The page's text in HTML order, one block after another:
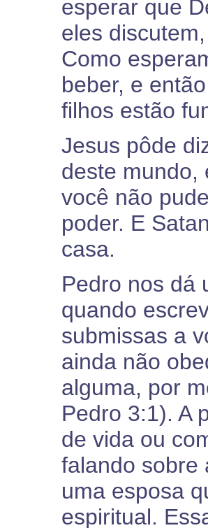
esperar que
eles
Como
beber, e
filhos estão
Jesus pôde
deste mundo,
você não
poder. E
casa.
Pedro nos dá
quando
submissas a
ainda não
alguma, por
Pedro 3:1). A
de vida ou
falando sobre
uma esposa
espiritual.